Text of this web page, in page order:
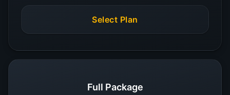
Select Plan
Full Package